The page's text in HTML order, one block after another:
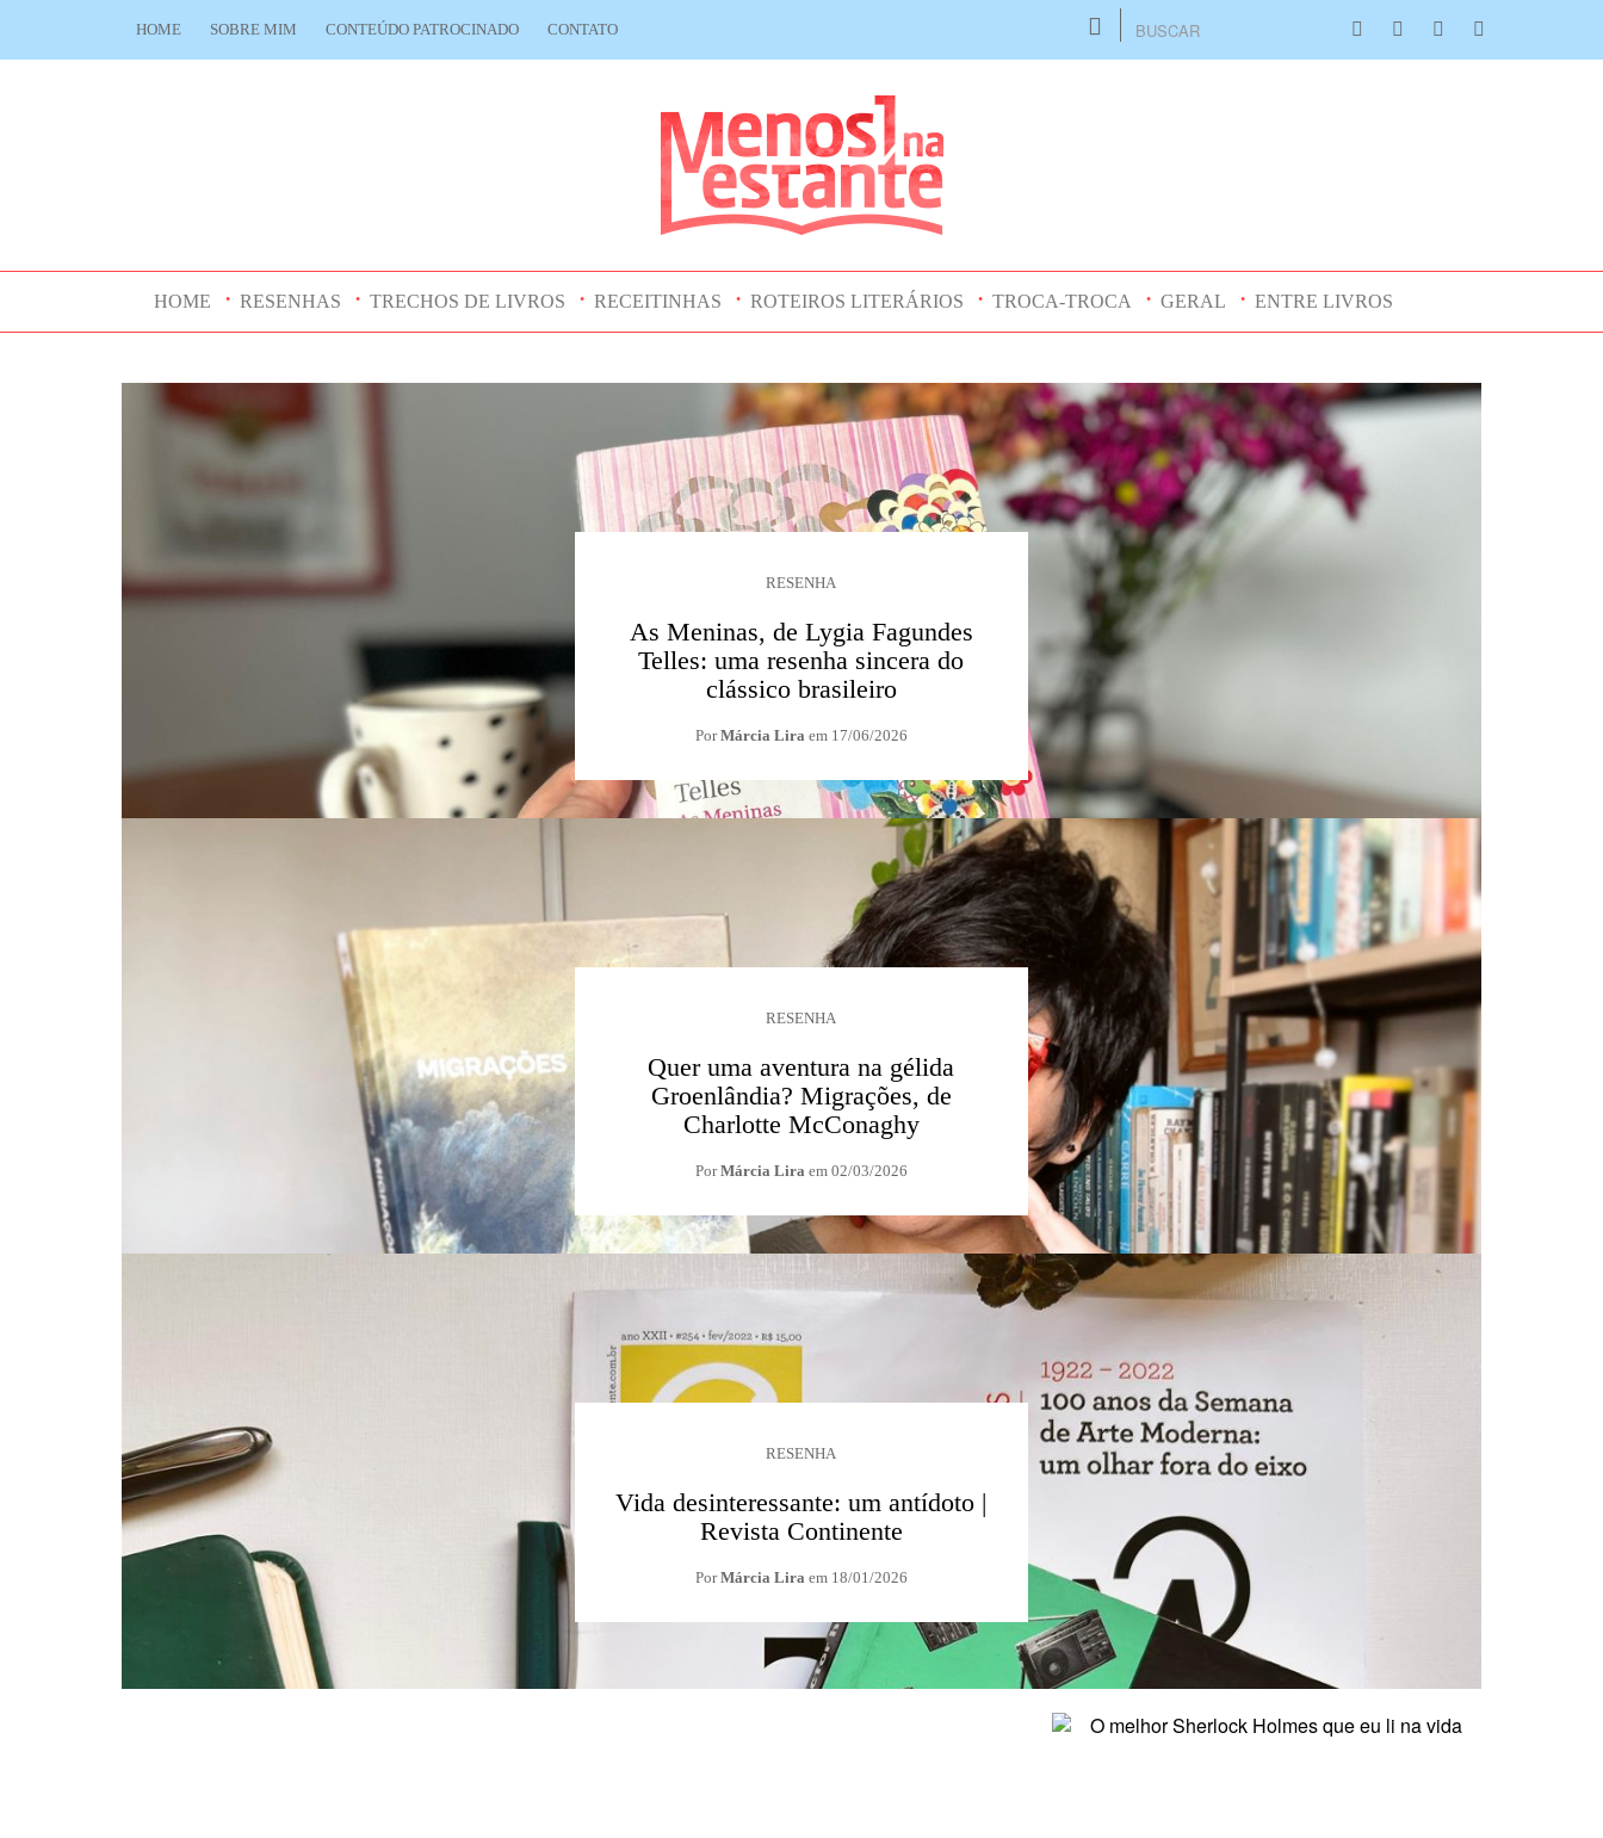
HOME SOBRE MIM CONTEÚDO PATROCINADO CONTATO
HOME RESENHAS TRECHOS DE LIVROS RECEITINHAS ROTEIROS LITERÁRIOS TROCA-TROCA GERAL ENTRE LIVROS
RESENHA
As Meninas, de Lygia Fagundes
Telles: uma resenha sincera do
clássico brasileiro
PorMárcia Lira em 17/06/2026
RESENHA
Quer uma aventura na gélida
Groenlândia? Migrações, de
Charlotte McConaghy
PorMárcia Lira em 02/03/2026
RESENHA
Vida desinteressante: um antídoto |
Revista Continente
PorMárcia Lira em 18/01/2026